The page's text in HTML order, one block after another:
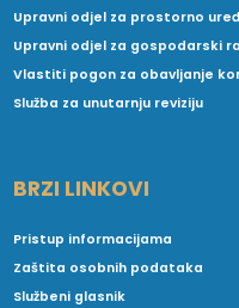
Upravni odjel za prostorno
Upravni odjel za gospodarski
Vlastiti pogon za obavljanje
Služba za unutarnju reviziju
BRZI LINKOVI
Pristup informacijama
Zaštita osobnih podataka
Službeni glasnik